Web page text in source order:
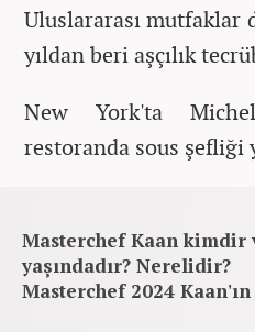
Uluslararası mutfaklar
yıldan beri aşçılık
New York'ta
restoranda sous şefliği
Masterchef Kaan kimdir
yaşındadır? Nerelidir?
Masterchef 2024